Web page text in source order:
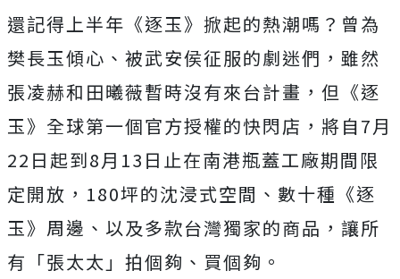
還記得上半年《逐玉》掀起的熱潮嗎？曾為
樊長玉傾心、被武安侯征服的劇迷們，雖然
張凌赫和田曦薇暫時沒有來台計畫，但《逐
玉》全球第一個官方授權的快閃店，將自7月
22 日起到8月 13 日止在南港瓶蓋工廠期間限
定開放， 180坪的沈浸式空間、數十種《逐
玉》周邊、以及多款台灣獨家的商品，讓所
有「張太太」拍個夠、買個夠。